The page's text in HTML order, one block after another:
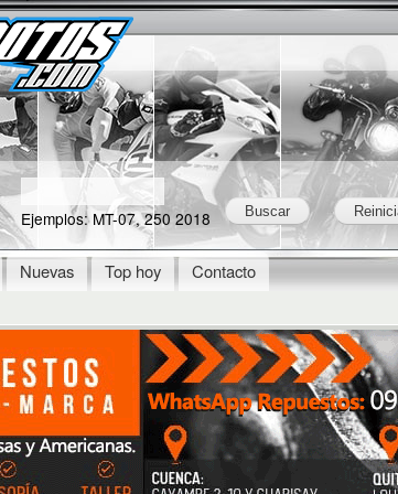
Skip to
main
content
Ejemplos: MT-07, 250 2018
Nuevas Top hoy Contacto
Secondary menu